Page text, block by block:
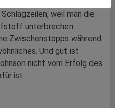
weil man die
unterbrechen
Zwischenstopps während
Und gut ist
nicht vom Erfolg des
ist ...